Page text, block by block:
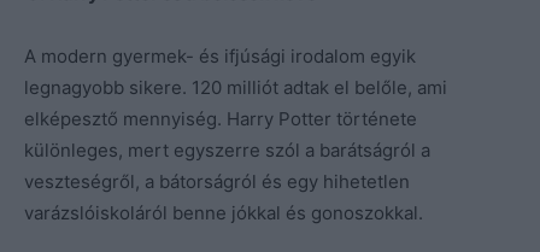
A modern gyermek- és ifjúsági irodalom egyik
legnagyobb sikere. 120 milliót adtak el belőle, ami
elképesztő mennyiség. Harry Potter története
különleges, mert egyszerre szól a barátságról a
veszteségről, a bátorságról és egy hihetetlen
varázslóiskoláról benne jókkal és gonoszokkal.